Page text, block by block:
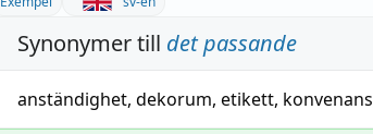
Synonymer till det passande
anständighet, dekorum, etikett, konvenans